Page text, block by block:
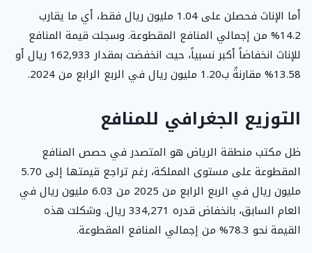
أما الإناث فحصلن على 1.04 مليون ريال فقط، أي ما يقارب
14.2% من إجمالي المنافع المقطوعة. وسجلت قيمة المنافع
للإناث انخفاضاً أكبر نسبياً، حيث انخفضت بمقدار 162,933 ريال أو
13.58% مقارنةً ب1.20 مليون ريال في الربع الرابع من 2024.
التوزيع الجغرافي للمنافع
ظل مكتب منطقة الرياض هو المتصدر في حصص المنافع
المقطوعة على مستوى المملكة، رغم تراجع قيمتها إلى 5.70
مليون ريال في الربع الرابع من 2025 من 6.03 مليون ريال في
العام السابق، بانخفاض قدره 334,271 ريال. وشكلت هذه
القيمة نحو 78.3% من إجمالي المنافع المقطوعة.